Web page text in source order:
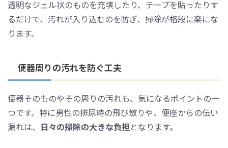
透明なジェル状のものを充填したり、テープを貼ったりす
るだけで、汚れが入り込むのを防ぎ、掃除が格段に楽にな
ります。
便器周りの汚れを防ぐ工夫
便器そのものやその周りの汚れも、気になるポイントの一
つです。特に男性の排尿時の飛び散りや、便座からの伝い
漏れは、 日々の掃除の大きな負担となります。